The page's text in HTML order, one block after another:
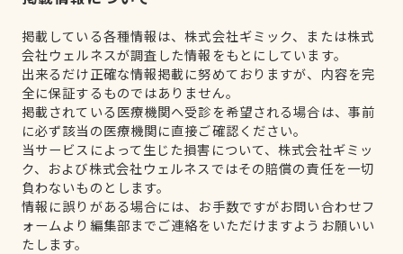
掲載している各種情報は、株式会社ギミック、または株式
会社ウェルネスが調査した情報をもとにしています。
出来るだけ正確な情報掲載に努めておりますが、内容を完
全に保証するものではありません。
掲載されている医療機関へ受診を希望される場合は、事前
に必ず該当の医療機関に直接ご確認ください。
当サービスによって生じた損害について、株式会社ギミッ
ク、および株式会社ウェルネスではその賠償の責任を一切
負わないものとします。
情報に誤りがある場合には、お手数ですがお問い合わせフ
ォームより編集部までご連絡をいただけますようお願いい
たします。